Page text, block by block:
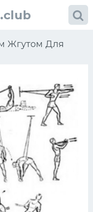
.club
Жгутом Для